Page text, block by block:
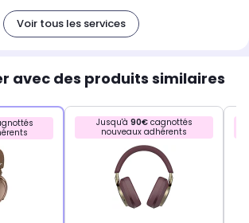
Voir tous les services
avec des produits similaires
Jusqu'à 90€cagnottés
nouveaux adhérents